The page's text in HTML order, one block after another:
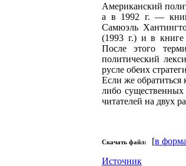
Американский
а в 1992 г. —
Самюэль
(1993 г.) и в книге
После этого
политический
русле обеих
Если же обратиться
либо
читателей на двух
Скачать файл: [в
Источник